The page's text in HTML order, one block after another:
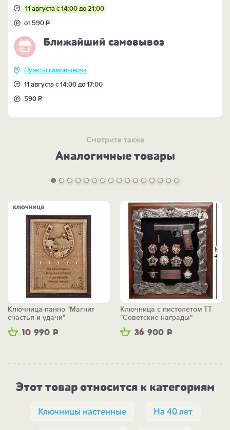
11 августа с 14:00 до 21:00
от 590Р
Ближайший самовывоз
Пункты самовывоза
11 августа с 14:00 до 17:00
590Р
Смотрите также
Аналогичные товары
10 990 Р
Ключница-панно "Магнит
счастья и удачи"
36 900 Р
Ключница с пистолетом ТТ
"Советские награды"
Этот товар относится к категориям
Ключницы настенные На 40 лет